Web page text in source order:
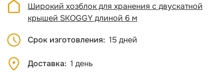
Широкий хозблок для хранения с двускатной
крышей SKOGGY длиной 6 м
Срок изготовления 15 дней
Доставка 1 день